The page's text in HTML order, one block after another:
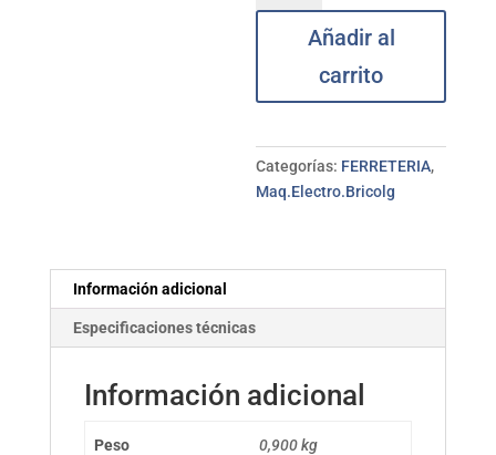
delta
Añadir al
carrito
Categorías: FERRETERIA,
Maq.Electro.Bricolg
Información adicional
Especificaciones técnicas
Información adicional
Peso 0,900 kg